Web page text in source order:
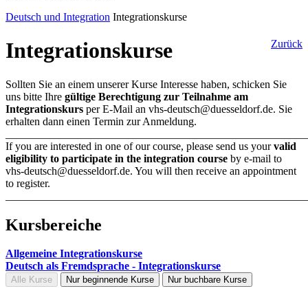
Deutsch und Integration Integrationskurse
Zurück
Integrationskurse
Sollten Sie an einem unserer Kurse Interesse haben, schicken Sie
uns bitte Ihre gültige Berechtigung zur Teilnahme am
Integrationskurs per E-Mail an vhs-deutsch@duesseldorf.de. Sie
erhalten dann einen Termin zur Anmeldung.
If you are interested in one of our course, please send us yourvalid
eligibility to participate in the integration course by e-mail to
vhs-deutsch@duesseldorf.de. You will then receive an appointment
to register.
Kursbereiche
Allgemeine Integrationskurse
Deutsch als Fremdsprache - Integrationskurse
Alle Kurse Nur beginnende Kurse Nur buchbare Kurse